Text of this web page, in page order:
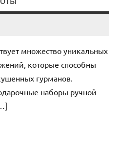
множество уникальных
которые способны
гурманов.
наборы ручной